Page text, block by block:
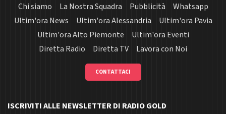
Chi siamo La Nostra Squadra Pubblicità
Whatsapp
Ultim'ora News
Ultim'ora Alessandria
Ultim'ora Pavia
Ultim'ora Alto Piemonte
Ultim'ora Eventi
Diretta Radio
Diretta TV Lavora con Noi
CONTATTACI
ISCRIVITI ALLE NEWSLETTER DI RADIO GOLD